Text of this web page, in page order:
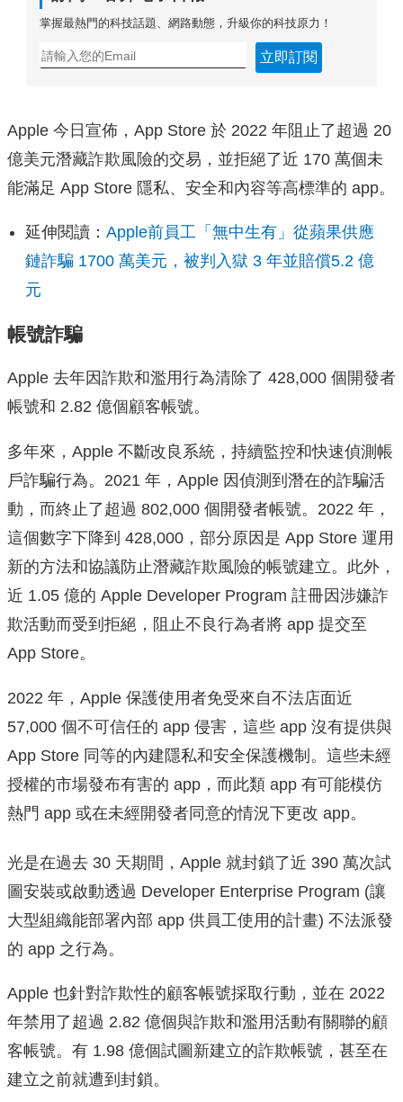
掌握最熱門的科技話題、網路動態，升級你的科技原力！
立即訂閱
Apple 今日宣佈，App Store 於 2022 年阻止了超過 20
億美元潛藏詐欺風險的交易，並拒絕了近 170 萬個未
能滿足 App Store 隱私、安全和內容等高標準的 app。
延伸閱讀： Apple前員工「無中生有」從蘋果供應
鏈詐騙 1700 萬美元，被判入獄 3 年並賠償5.2 億
元
帳號詐騙
Apple 去年因詐欺和濫用行為清除了 428,000 個開發者
帳號和 2.82 億個顧客帳號。
多年來，Apple 不斷改良系統，持續監控和快速偵測帳
戶詐騙行為。2021 年，Apple 因偵測到潛在的詐騙活
動，而終止了超過 802,000 個開發者帳號。2022 年，
這個數字下降到 428,000，部分原因是 App Store 運用
新的方法和協議防止潛藏詐欺風險的帳號建立。此外，
近 1.05 億的 Apple Developer Program 註冊因涉嫌詐
欺活動而受到拒絕，阻止不良行為者將 app 提交至
App Store。
2022 年，Apple 保護使用者免受來自不法店面近
57,000 個不可信任的 app 侵害，這些 app 沒有提供與
App Store 同等的內建隱私和安全保護機制。這些未經
授權的市場發布有害的 app，而此類 app 有可能模仿
熱門 app 或在未經開發者同意的情況下更改 app。
光是在過去 30 天期間，Apple 就封鎖了近 390 萬次試
圖安裝或啟動透過 Developer Enterprise Program (讓
大型組織能部署內部 app 供員工使用的計畫) 不法派發
的 app 之行為。
Apple 也針對詐欺性的顧客帳號採取行動，並在 2022
年禁用了超過 2.82 億個與詐欺和濫用活動有關聯的顧
客帳號。有 1.98 億個試圖新建立的詐欺帳號，甚至在
建立之前就遭到封鎖。